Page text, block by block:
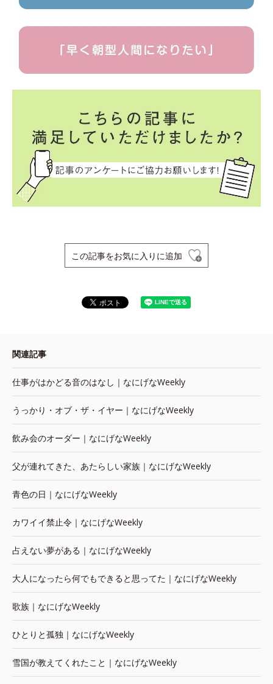
この記事をお気に入りに追加
関連記事
仕事がはかどる音のはなし｜なにげなWeekly
うっかり・オブ・ザ・イヤー｜なにげなWeekly
飲み会のオーダー｜なにげなWeekly
父が連れてきた、あたらしい家族｜なにげなWeekly
青色の日｜なにげなWeekly
カワイイ禁止令｜なにげなWeekly
占えない夢がある｜なにげなWeekly
大人になったら何でもできると思ってた｜なにげなWeekly
歌族｜なにげなWeekly
ひとりと孤独｜なにげなWeekly
雪国が教えてくれたこと｜なにげなWeekly